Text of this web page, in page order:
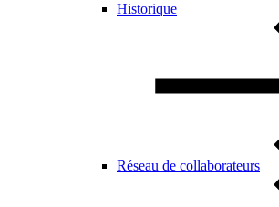
Historique
Réseau de collaborateurs